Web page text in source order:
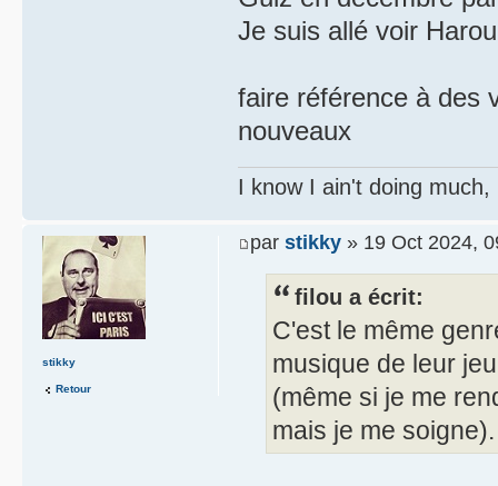
Je suis allé voir
faire référence à des
nouveaux
I know I ain't doing
par stikky » 19 Oct 2024,
filou a écrit:
C'est le même
musique de leur
(même si je me
mais je me soigne).
stikky
Retour